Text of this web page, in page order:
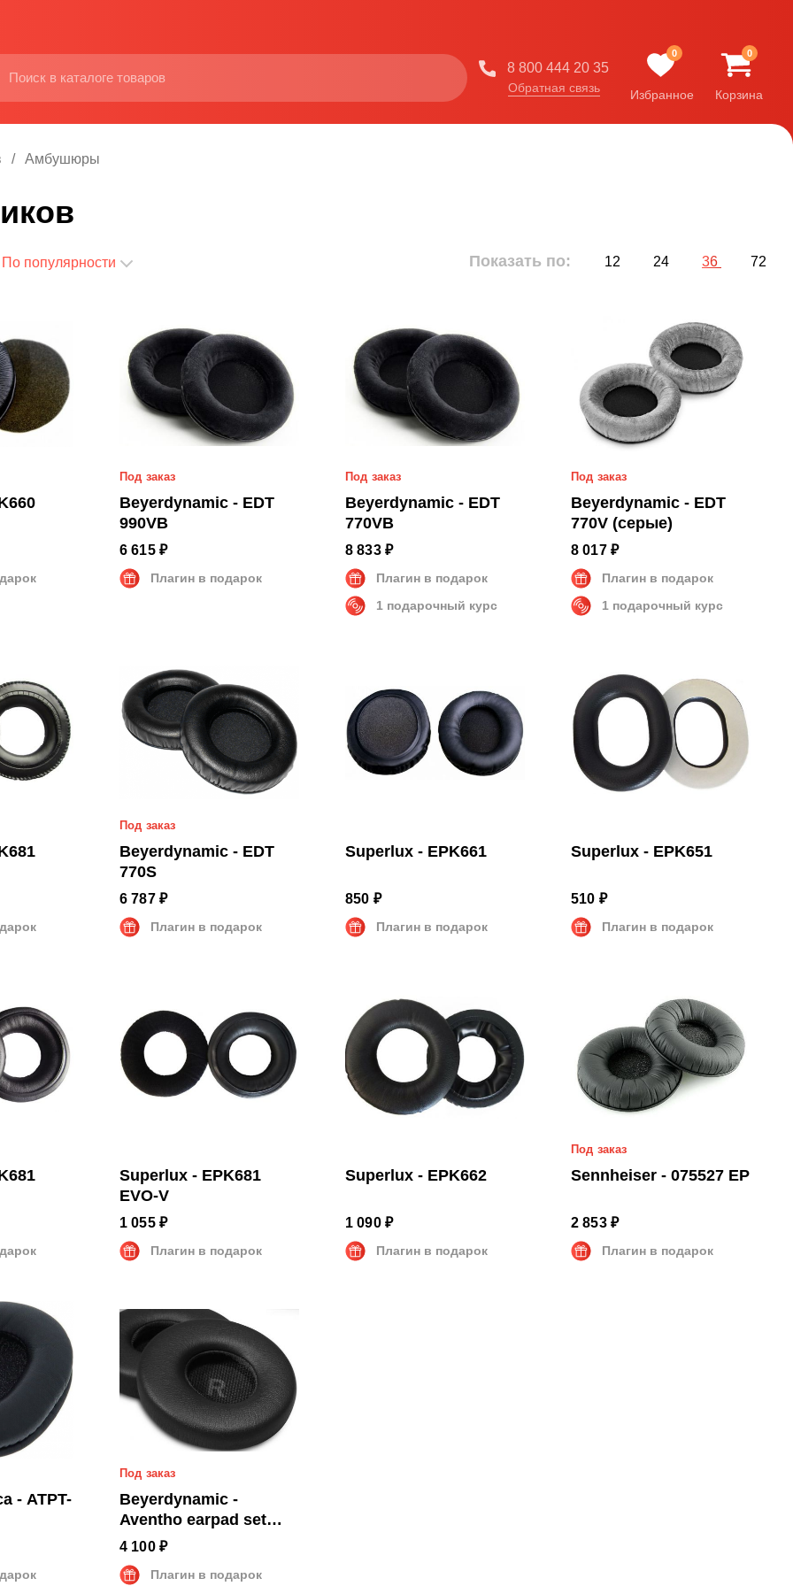
8 800 444 20 35
Обратная связь
0
Избранное
0
Корзина
Амбушюры
По популярности Показать по: 12 24 36 72
Под заказ
Beyerdynamic - EDT
990VB
6 615 ₽
Плагин в подарок
Под заказ
Beyerdynamic - EDT
770VB
8 833 ₽
Плагин в подарок
1 подарочный курс
Под заказ
Beyerdynamic - EDT
770V (серые)
8 017 ₽
Плагин в подарок
1 подарочный курс
Под заказ
Beyerdynamic - EDT
770S
6 787 ₽
Плагин в подарок
Superlux - EPK661
850 ₽
Плагин в подарок
Superlux - EPK651
510 ₽
Плагин в подарок
Superlux - EPK681
EVO-V
1 055 ₽
Плагин в подарок
Superlux - EPK662
1 090 ₽
Плагин в подарок
Под заказ
Sennheiser - 075527 EP
2 853 ₽
Плагин в подарок
- ATPT-
Под заказ
Beyerdynamic -
Aventho earpad set
(чёрные)
4 100 ₽
Плагин в подарок